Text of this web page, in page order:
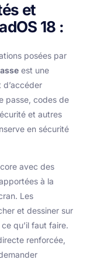
et
18 :
posées par
est une
passe, codes de
et autres
en sécurité
avec des
à la
Les
et dessiner sur
qu’il faut faire.
renforcée,